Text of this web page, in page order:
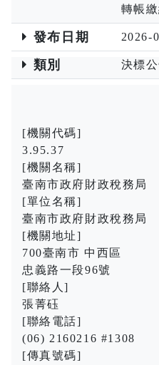
轉帳
發布日期 2026-
類別 決標
決標
公告日
[機關代碼]
3.95.37
[機關名稱]
臺南市政府財政稅務局
[單位名稱]
臺南市政府財政稅務局
[機關地址]
700臺南市 中西區
忠義路一段96號
[聯絡人]
張菁砡
[聯絡電話]
(06) 2160216 #1308
[傳真號碼]